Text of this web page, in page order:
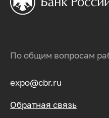
По общим вопросам
expo@cbr.ru
Обратная связь